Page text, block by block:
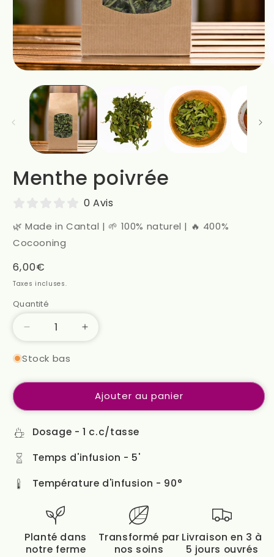
Menthe poivrée
0 Avis
🌿 Made in Cantal | 🌱 100% naturel | 🔥 400%
Cocooning
Prix
habituel
6,00€
Taxes incluses.
Quantité
Réduire
quantité
Menthe
Augmenter
Menthe
poivrée
Stock bas
Ajouter au panier
Dosage - 1 c.c/tasse
Temps d'infusion - 5'
Température d'infusion - 90°
Planté dans
notre ferme
Transformé par
nos soins
Livraison en 3 à
5 jours ouvrés